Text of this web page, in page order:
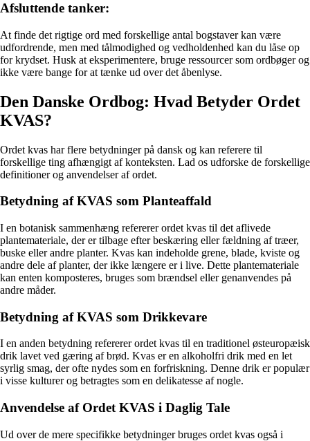
Afsluttende tanker:
At finde det rigtige ord med forskellige antal bogstaver kan være
udfordrende, men med tålmodighed og vedholdenhed kan du låse op
for krydset. Husk at eksperimentere, bruge ressourcer som ordbøger og
ikke være bange for at tænke ud over det åbenlyse.
Den Danske Ordbog: Hvad Betyder Ordet
KVAS?
Ordet kvas har flere betydninger på dansk og kan referere til
forskellige ting afhængigt af konteksten. Lad os udforske de forskellige
definitioner og anvendelser af ordet.
Betydning af KVAS som Planteaffald
I en botanisk sammenhæng refererer ordet kvas til det aflivede
plantemateriale, der er tilbage efter beskæring eller fældning af træer,
buske eller andre planter. Kvas kan indeholde grene, blade, kviste og
andre dele af planter, der ikke længere er i live. Dette plantemateriale
kan enten komposteres, bruges som brændsel eller genanvendes på
andre måder.
Betydning af KVAS som Drikkevare
I en anden betydning refererer ordet kvas til en traditionel østeuropæisk
drik lavet ved gæring af brød. Kvas er en alkoholfri drik med en let
syrlig smag, der ofte nydes som en forfriskning. Denne drik er populær
i visse kulturer og betragtes som en delikatesse af nogle.
Anvendelse af Ordet KVAS i Daglig Tale
Ud over de mere specifikke betydninger bruges ordet kvas også i